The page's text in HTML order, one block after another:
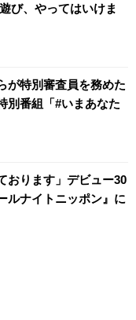
び、やってはいけま
が特別審査員を務めた
別番組「#いまあなた
おります」デビュー30
ルナイトニッポン』に